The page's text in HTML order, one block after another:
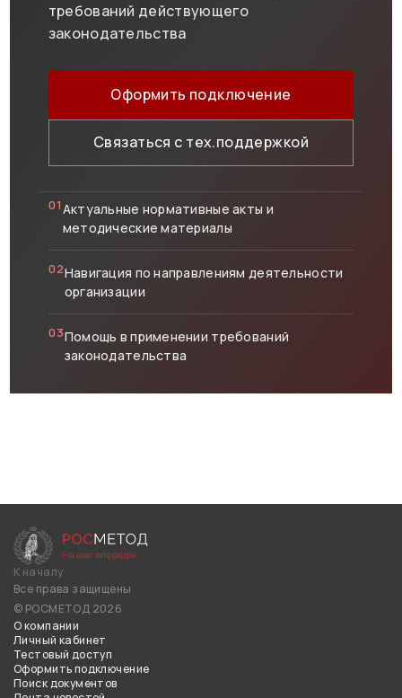
требований действующего
законодательства
Оформить подключение
Связаться с тех.поддержкой
01Актуальные нормативные акты и
методические материалы
02Навигация по направлениям деятельности
организации
03Помощь в применении требований
законодательства
К началу
Все права защищены
© РОСМЕТОД 2026
О компании
Личный кабинет
Тестовый доступ
Оформить подключение
Поиск документов